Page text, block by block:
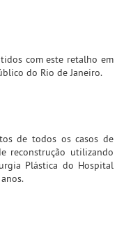
com este retalho em
do Rio de Janeiro.
de todos os casos de
reconstrução utilizando
Plástica do Hospital